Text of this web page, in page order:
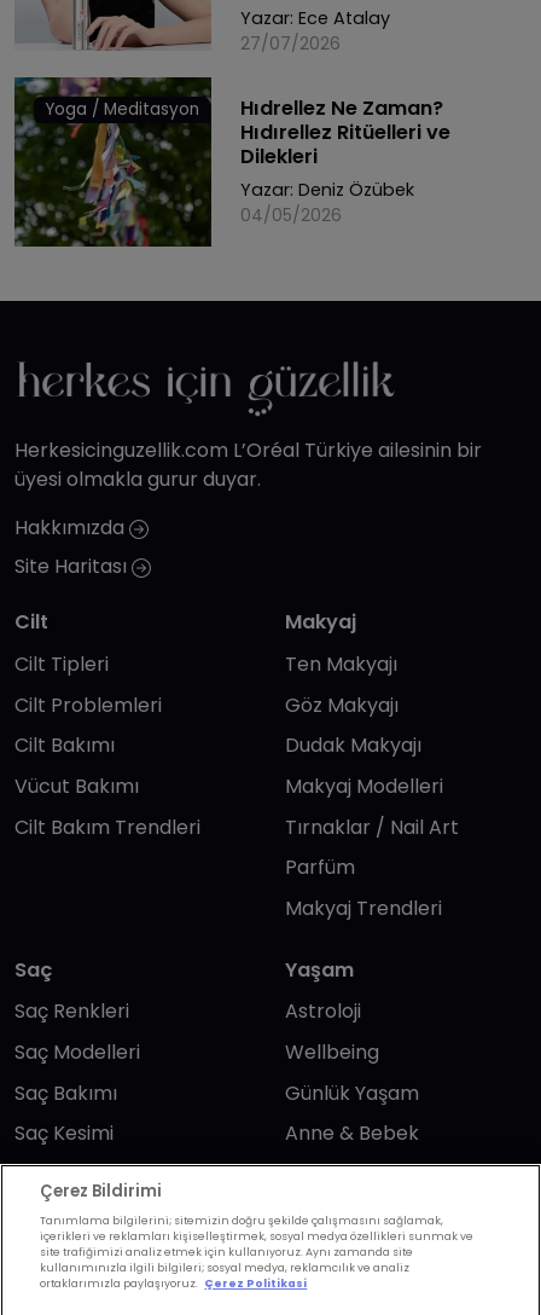
Yazar: Ece Atalay
27/07/2026
Yoga / Meditasyon
Hıdrellez Ne Zaman?
Hıdırellez Ritüelleri ve
Dilekleri
Yazar: Deniz Özübek
04/05/2026
Herkesicinguzellik.com L’Oréal Türkiye ailesinin bir
üyesi olmakla gurur duyar.
Hakkımızda
Site Haritası
Cilt
Cilt Tipleri
Cilt Problemleri
Cilt Bakımı
Vücut Bakımı
Cilt Bakım Trendleri
Makyaj
Ten Makyajı
Göz Makyajı
Dudak Makyajı
Makyaj Modelleri
Tırnaklar / Nail Art
Parfüm
Makyaj Trendleri
Saç
Saç Renkleri
Saç Modelleri
Saç Bakımı
Saç Kesimi
Erkek Saç
Kuaförler
Saç Trendleri
Yaşam
Astroloji
Wellbeing
Günlük Yaşam
Anne & Bebek
Yükselen Burç
Kuafor Bulma
Çerez Bildirimi
Tanımlama bilgilerini; sitemizin doğru şekilde çalışmasını sağlamak,
içerikleri ve reklamları kişiselleştirmek, sosyal medya özellikleri sunmak ve
site trafiğimizi analiz etmek için kullanıyoruz. Aynı zamanda site
kullanımınızla ilgili bilgileri; sosyal medya, reklamcılık ve analiz
ortaklarımızla paylaşıyoruz. Çerez Politikasi